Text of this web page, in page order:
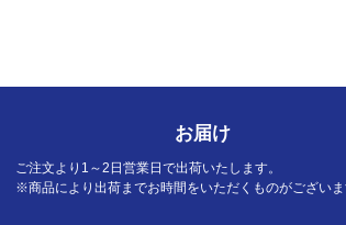
お届け
ご注文より1～2日営業日で出荷いたします。
※商品により出荷までお時間をいただくものがございま